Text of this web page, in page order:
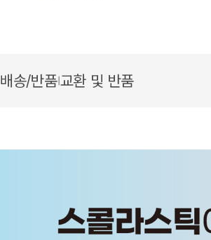
배송/반품|교환 및 반품